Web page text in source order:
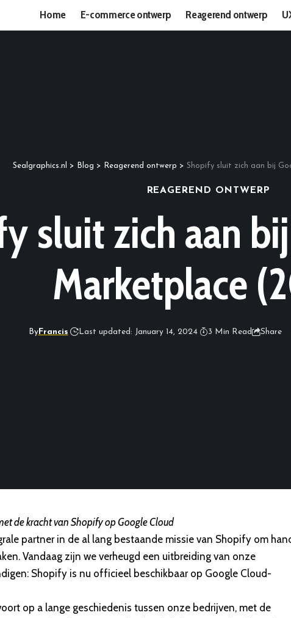
Home E-commerce ontwerp Reagerend ontwerp
Sealgraphics.nl > Blog > Reagerend ontwerp > Shopify sluit zich aan bij
REAGEREND ONTWERP
sluit zich aan
Marketplace
ByFrancis Last updated: January 14, 2024 3 Min Read Share
de kracht van Shopify op Google Cloud
partner in de al lang bestaande missie van Shopify om
Vandaag zijn we verheugd een uitbreiding van onze
Shopify is nu officieel beschikbaar op Google Cloud-
op a lange geschiedenis tussen onze bedrijven, met de